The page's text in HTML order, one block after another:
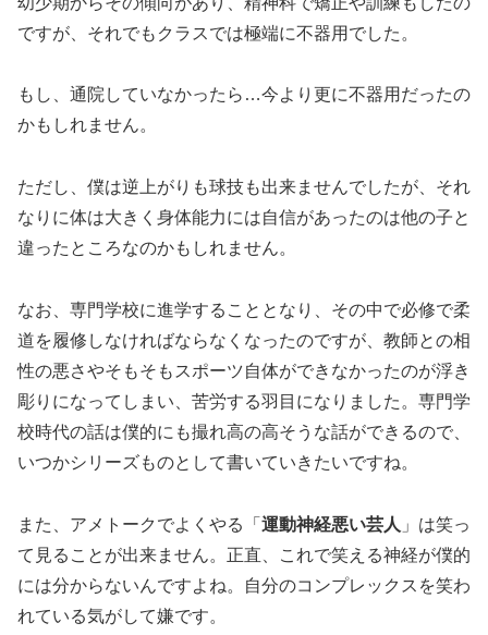
ですが、それでもクラスでは極端に不器用でした。
もし、通院していなかったら…今より更に不器用だったの
かもしれません。
ただし、僕は逆上がりも球技も出来ませんでしたが、それ
なりに体は大きく身体能力には自信があったのは他の子と
違ったところなのかもしれません。
なお、専門学校に進学することとなり、その中で必修で柔
道を履修しなければならなくなったのですが、教師との相
性の悪さやそもそもスポーツ自体ができなかったのが浮き
彫りになってしまい、苦労する羽目になりました。専門学
校時代の話は僕的にも撮れ高の高そうな話ができるので、
いつかシリーズものとして書いていきたいですね。
また、アメトークでよくやる「 運動神経悪い芸人 」は笑っ
て見ることが出来ません。正直、これで笑える神経が僕的
には分からないんですよね。自分のコンプレックスを笑わ
れている気がして嫌です。